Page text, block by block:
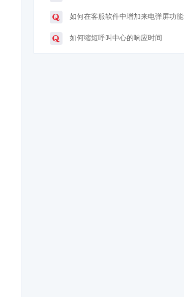
如何在客服软件中增加来电弹屏功能
如何缩短呼叫中心的响应时间